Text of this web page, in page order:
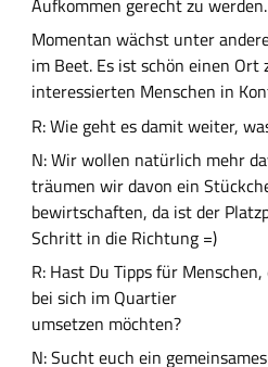
Aufkommen gerecht zu werden.
Momentan wächst unter
im Beet. Es ist schön einen
interessierten Menschen in
R: Wie geht es damit weiter,
N: Wir wollen natürlich mehr
träumen wir davon ein
bewirtschaften, da ist der
Schritt in die Richtung =)
R: Hast Du Tipps für
bei sich im Quartier
umsetzen möchten?
N: Sucht euch ein